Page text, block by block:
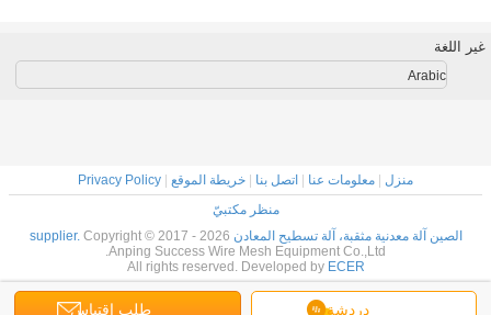
دردشة طلب اقتباس
غير اللغة
Arabic
منزل | معلومات عنا | اتصل بنا | خريطة الموقع |
Privacy Policy
منظر مكتبيّ
الصين آلة معدنية مثقبة، آلة تسطيح المعادن supplier. Copyright © 2017 - 2026
Anping Success Wire Mesh Equipment Co.,Ltd.
All rights reserved. Developed by ECER